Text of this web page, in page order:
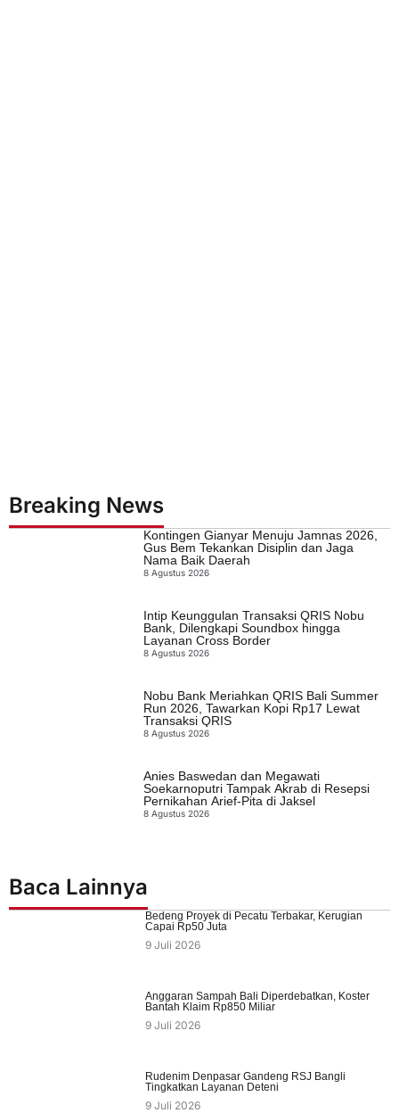
Breaking News
Kontingen Gianyar Menuju Jamnas 2026,
Gus Bem Tekankan Disiplin dan Jaga
Nama Baik Daerah
8 Agustus 2026
Intip Keunggulan Transaksi QRIS Nobu
Bank, Dilengkapi Soundbox hingga
Layanan Cross Border
8 Agustus 2026
Nobu Bank Meriahkan QRIS Bali Summer
Run 2026, Tawarkan Kopi Rp17 Lewat
Transaksi QRIS
8 Agustus 2026
Anies Baswedan dan Megawati
Soekarnoputri Tampak Akrab di Resepsi
Pernikahan Arief-Pita di Jaksel
8 Agustus 2026
Baca Lainnya
Bedeng Proyek di Pecatu Terbakar, Kerugian
Capai Rp50 Juta
9 Juli 2026
Anggaran Sampah Bali Diperdebatkan, Koster
Bantah Klaim Rp850 Miliar
9 Juli 2026
Rudenim Denpasar Gandeng RSJ Bangli
Tingkatkan Layanan Deteni
9 Juli 2026